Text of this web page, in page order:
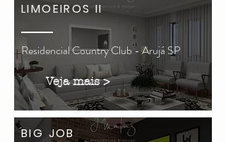
LIMOEIROS II
Residencial Country Club - Arujá SP
Veja mais >
BIG JOB